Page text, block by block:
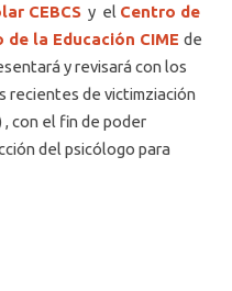
CEBCS y el Centro de
la Educación CIME de
y revisará con los
recientes de victimziación
, con el fin de poder
del psicólogo para